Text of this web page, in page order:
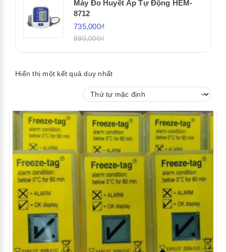
Máy Đo Huyết Áp Tự Động HEM-
8712
735,000₫
890,000₫
Hiển thị một kết quả duy nhất